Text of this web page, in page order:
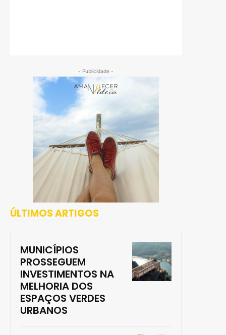
- Publicidade -
ÚLTIMOS ARTIGOS
MUNICÍPIOS
PROSSEGUEM
INVESTIMENTOS NA
MELHORIA DOS
ESPAÇOS VERDES
URBANOS